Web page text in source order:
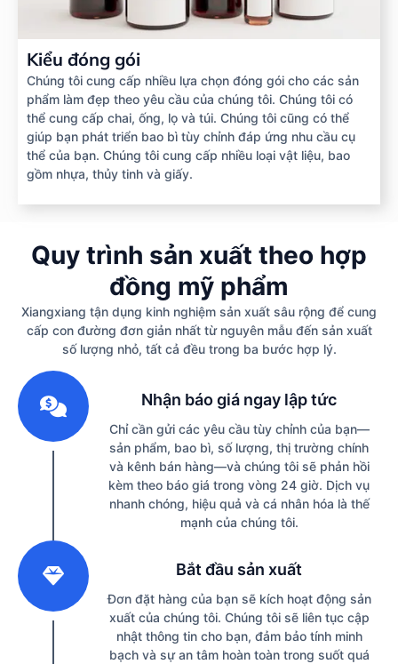
Kiểu đóng gói
Chúng tôi cung cấp nhiều lựa chọn đóng gói cho các sản
phẩm làm đẹp theo yêu cầu của chúng tôi. Chúng tôi có
thể cung cấp chai, ống, lọ và túi. Chúng tôi cũng có thể
giúp bạn phát triển bao bì tùy chỉnh đáp ứng nhu cầu cụ
thể của bạn. Chúng tôi cung cấp nhiều loại vật liệu, bao
gồm nhựa, thủy tinh và giấy.
Quy trình sản xuất theo hợp
đồng mỹ phẩm
Xiangxiang tận dụng kinh nghiệm sản xuất sâu rộng để cung
cấp con đường đơn giản nhất từ nguyên mẫu đến sản xuất
số lượng nhỏ, tất cả đều trong ba bước hợp lý.
Nhận báo giá ngay lập tức
Chỉ cần gửi các yêu cầu tùy chỉnh của bạn—
sản phẩm, bao bì, số lượng, thị trường chính
và kênh bán hàng—và chúng tôi sẽ phản hồi
kèm theo báo giá trong vòng 24 giờ. Dịch vụ
nhanh chóng, hiệu quả và cá nhân hóa là thế
mạnh của chúng tôi.
Bắt đầu sản xuất
Đơn đặt hàng của bạn sẽ kích hoạt động sản
xuất của chúng tôi. Chúng tôi sẽ liên tục cập
nhật thông tin cho bạn, đảm bảo tính minh
bạch và sự an tâm hoàn toàn trong suốt quá